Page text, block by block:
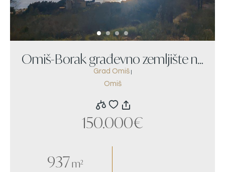
Omiš-Borak građevno zemljište na
prodaju
Grad Omiš|
Omiš
150.000€
937m²